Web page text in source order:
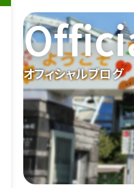
オフィシャルブログ